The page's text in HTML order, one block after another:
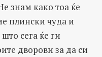
знам како тоа ќе
плински чуда и
сега ќе ги
дворови за да си